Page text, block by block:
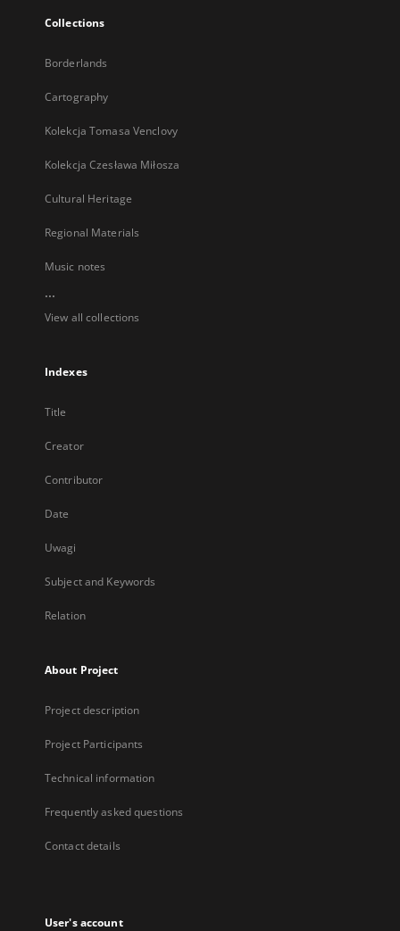
Collections
Borderlands
Cartography
Kolekcja Tomasa Venclovy
Kolekcja Czesława Miłosza
Cultural Heritage
Regional Materials
Music notes
...
View all collections
Indexes
Title
Creator
Contributor
Date
Uwagi
Subject and Keywords
Relation
About Project
Project description
Project Participants
Technical information
Frequently asked questions
Contact details
User's account